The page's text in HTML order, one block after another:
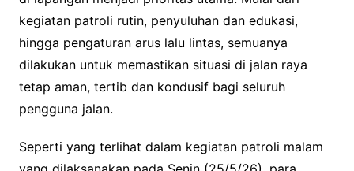
kegiatan patroli rutin, penyuluhan dan edukasi,
hingga pengaturan arus lalu lintas, semuanya
dilakukan untuk memastikan situasi di jalan raya
tetap aman, tertib dan kondusif bagi seluruh
pengguna jalan.
Seperti yang terlihat dalam kegiatan patroli malam